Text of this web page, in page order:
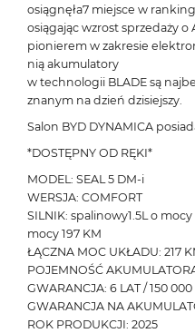
osiągnęła7 miejsce w
osiągając wzrost sprzedaży o
pionierem w zakresie
nią akumulatory
w technologii BLADE są
znanym na dzień dzisiejszy.
Salon BYD DYNAMICA
*DOSTĘPNY OD RĘKI*
MODEL: SEAL 5 DM-i
WERSJA: COMFORT
SILNIK: spalinowy1.5L o
mocy 197 KM
ŁĄCZNA MOC UKŁADU: 217
POJEMNOŚĆ
GWARANCJA: 6 LAT / 150
GWARANCJA NA
ROK PRODUKCJI: 2025